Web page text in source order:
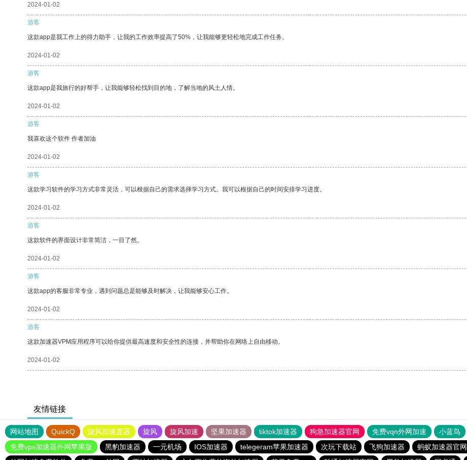
2024-01-02
游客
这款app是我工作上的得力助手，让我的工作效率提高了50%，让我能够更轻松地完成工作任务。
2024-01-02
游客
这款app是我旅行的好帮手，让我能够轻松找到目的地，了解当地的风土人情。
2024-01-02
游客
我喜欢这个软件 作者加油
2024-01-02
游客
这款学习软件的学习方式非常灵活，可以根据自己的需求选择学习方式。我可以根据自己的时间安排学习进度。
2024-01-02
游客
这款软件的界面设计非常简洁，一目了然。
2024-01-02
游客
这款app的客服非常专业，遇到问题总是能够及时解决，让我能够安心工作。
2024-01-02
游客
这款加速器VPM应用程序可以给你提供最高速度和安全性的连接，并帮助你在网络上自由移动。
2024-01-02
友情链接
网站地图 QuickQ 旋风加速度器 旋风 旋风加速 坚果加速器 tiktok加速器 狗急加速器官网 免费vqn外网加速 小蓝鸟
免费vps加速器外网苹果版
黑豹加速器 一元机场 IOS加速器 telegeram苹果加速器 次玩下载站 飞狗加速器 蚂蚁加速器官网